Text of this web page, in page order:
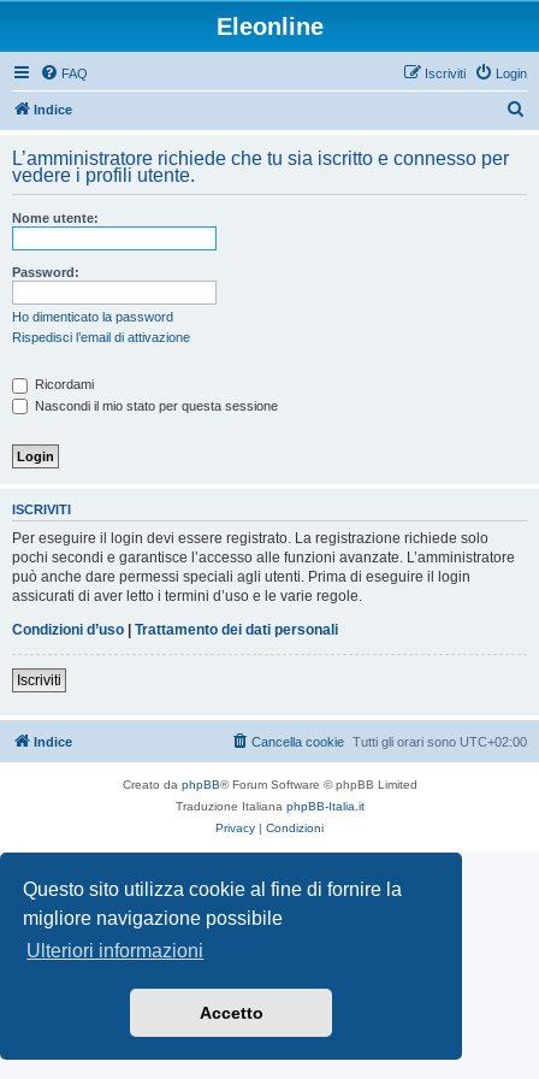
Questo sito utilizza cookie al fine di fornire la
migliore navigazione possibile
Ulteriori informazioni
Accetto
Eleonline
FAQ Login
Iscriviti
Indice
c
L’amministratore richiede che tu sia iscritto e connesso per
vedere i profili utente.
Nome utente:
Password:
Ho dimenticato la password
Rispedisci l’email di attivazione
Ricordami
Nascondi il mio stato per questa sessione
ISCRIVITI
Per eseguire il login devi essere registrato. La registrazione richiede solo
pochi secondi e garantisce l’accesso alle funzioni avanzate. L’amministratore
può anche dare permessi speciali agli utenti. Prima di eseguire il login
assicurati di aver letto i termini d’uso e le varie regole.
Condizioni d’uso | Trattamento dei dati personali
Iscriviti
Indice Tutti gli orari sono UTC+02:00
Cancella cookie
Creato da phpBB® Forum Software © phpBB Limited
Traduzione Italiana phpBB-Italia.it
Privacy | Condizioni